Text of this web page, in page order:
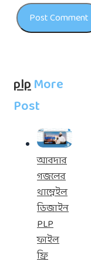
plpMore
Post
আবদার
গজলের
থাম্নেইল
ডিজাইন
PLP
ফাইল
ফ্রি